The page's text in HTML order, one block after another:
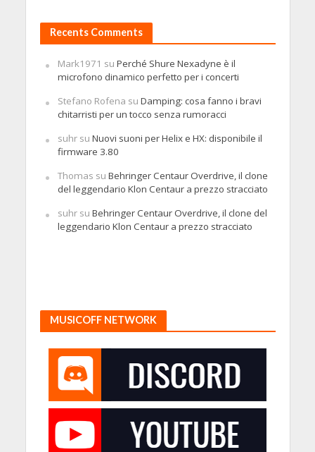
Recents Comments
Mark1971 su Perché Shure Nexadyne è il
microfono dinamico perfetto per i concerti
Stefano Rofena su Damping: cosa fanno i bravi
chitarristi per un tocco senza rumoracci
suhrsu Nuovi suoni per Helix e HX: disponibile il
firmware 3.80
Thomas su Behringer Centaur Overdrive, il clone
del leggendario Klon Centaur a prezzo stracciato
suhrsu Behringer Centaur Overdrive, il clone del
leggendario Klon Centaur a prezzo stracciato
MUSICOFF NETWORK